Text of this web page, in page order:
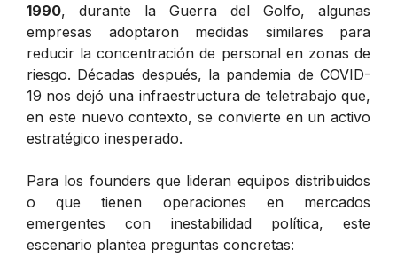
1990, durante la Guerra del Golfo, algunas
empresas adoptaron medidas similares para
reducir la concentración de personal en zonas de
riesgo. Décadas después, la pandemia de COVID-
19 nos dejó una infraestructura de teletrabajo que,
en este nuevo contexto, se convierte en un activo
estratégico inesperado.
Para los founders que lideran equipos distribuidos
o que tienen operaciones en mercados
emergentes con inestabilidad política, este
escenario plantea preguntas concretas: